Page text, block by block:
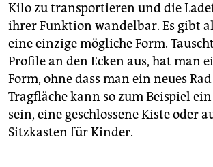
Kilo zu transportieren und die
ihrer Funktion wandelbar. Es gibt
eine einzige mögliche Form.
Profile an den Ecken aus, hat man
Form, ohne dass man ein neues
Tragfläche kann so zum Beispiel
sein, eine geschlossene Kiste oder
Sitzkasten für Kinder.